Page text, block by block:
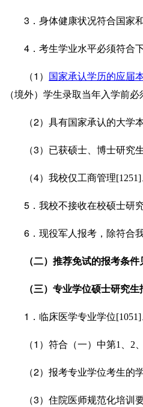
3 ．身体健康状况符合国家
4 ．考生学业水平必须符合
（1 ） 国家承认学历的应届
（境外）学生录取当年入学前必
（2）具有国家承认的大学
（3）已获硕士、博士研究
（4）我校仅工商管理[1251]
5 ．我校不接收在校硕士研
6 ．现役军人报考，除符合
（二）推荐免试的报考条
（三）专业学位硕士研究生
1 ．临床医学专业学位[1051]
（1 ）符合（一）中第1 2
（2）报考专业学位考生的
（3）住院医师规范化培训